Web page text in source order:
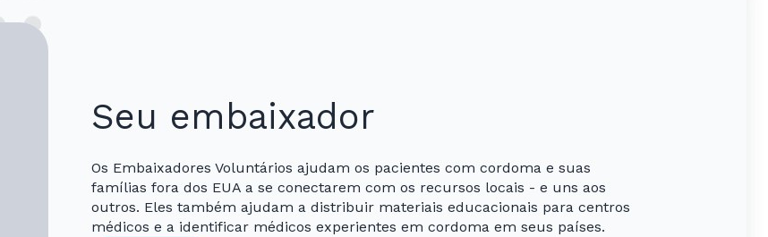
Seu embaixador
Os Embaixadores Voluntários ajudam os pacientes com cordoma e suas
famílias fora dos EUA a se conectarem com os recursos locais - e uns aos
outros. Eles também ajudam a distribuir materiais educacionais para centros
médicos e a identificar médicos experientes em cordoma em seus países.